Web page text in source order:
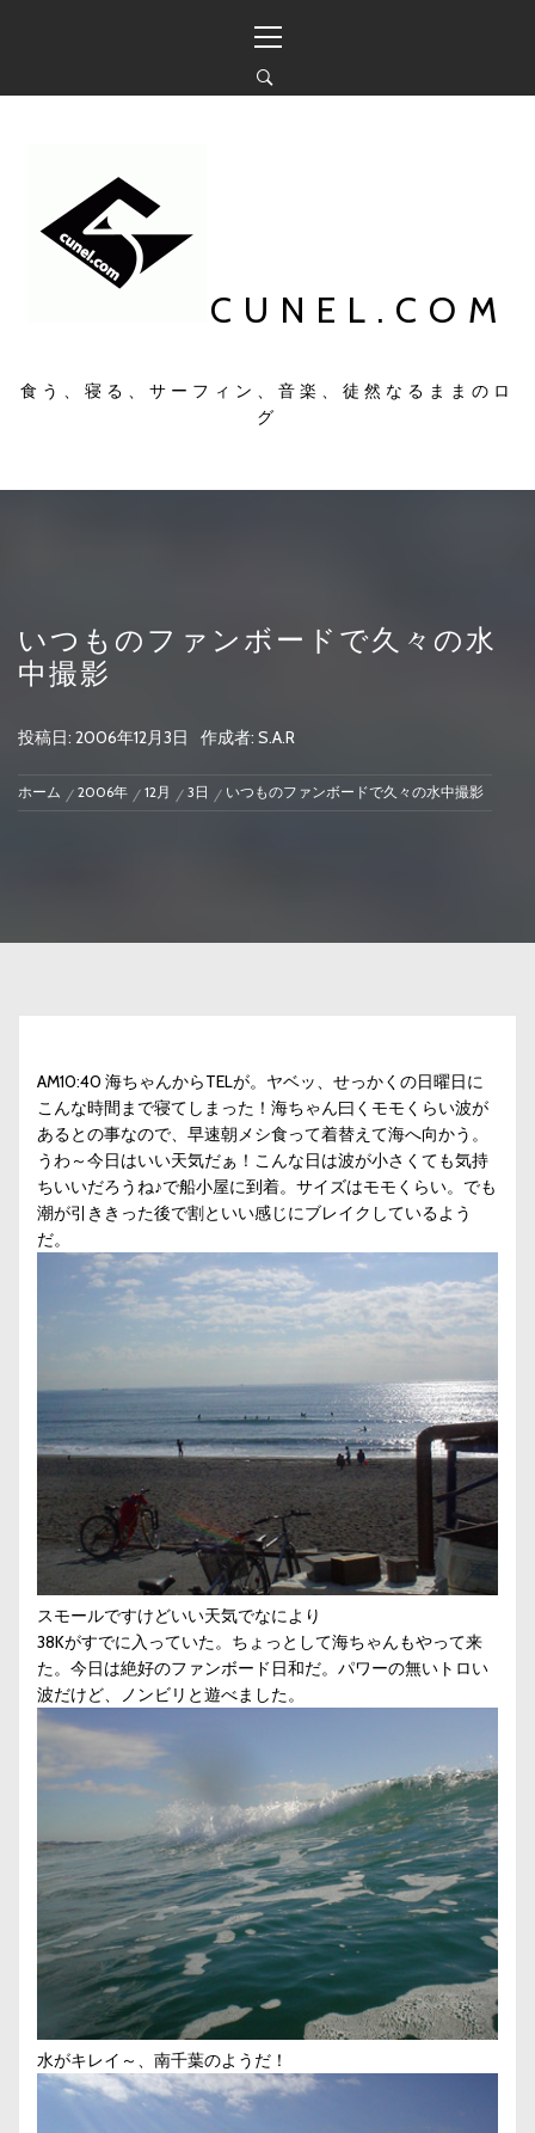
ン
イ
ン
メ
CUNEL.COM
食う、寝る、サーフィン、音楽、徒然なるままのロ
グ
いつものファンボードで久々の水
中撮影
投稿日: 2006年12月3日 作成者: S.A.R
ホーム 2006年 12月 3日 いつものファンボードで久々の水中撮影
AM10:40 海ちゃんからTELが。ヤベッ、せっかくの日曜日に
こんな時間まで寝てしまった！海ちゃん曰くモモくらい波が
あるとの事なので、早速朝メシ食って着替えて海へ向かう。
うわ～今日はいい天気だぁ！こんな日は波が小さくても気持
ちいいだろうね♪で船小屋に到着。サイズはモモくらい。でも
潮が引ききった後で割といい感じにブレイクしているよう
だ。
スモールですけどいい天気でなにより
38Kがすでに入っていた。ちょっとして海ちゃんもやって来
た。今日は絶好のファンボード日和だ。パワーの無いトロい
波だけど、ノンビリと遊べました。
水がキレイ～、南千葉のようだ！